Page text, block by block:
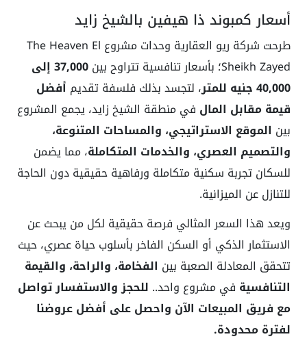
أسعار كمبوند ذا هيفين بالشيخ زايد
طرحت شركة ريو العقارية وحدات مشروع The Heaven El
Sheikh Zayed؛ بأسعار تنافسية تتراوح بين
37,000 إلى
40,000 جنيه للمتر
، لتجسد بذلك فلسفة تقديم أفضل
قيمة مقابل المال في منطقة الشيخ زايد، يجمع المشروع
بين الموقع الاستراتيجي، والمساحات المتنوعة،
والتصميم العصري، والخدمات المتكاملة، مما يضمن
للسكان تجربة سكنية متكاملة ورفاهية حقيقية دون الحاجة
للتنازل عن الميزانية.
ويعد هذا السعر المثالي فرصة حقيقية لكل من يبحث عن
الاستثمار الذكي أو السكن الفاخر بأسلوب حياة عصري، حيث
تتحقق المعادلة الصعبة بين الفخامة، والراحة، والقيمة
التنافسية في مشروع واحد.. للحجز والاستفسار تواصل
مع فريق المبيعات الآن واحصل على أفضل عروضنا
لفترة محدودة.